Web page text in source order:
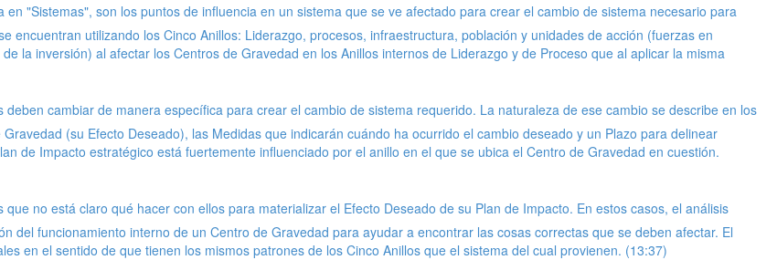
"Sistemas", son los puntos de influencia en un sistema que se ve afectado para crear el cambio de sistema necesario para
encuentran utilizando los Cinco Anillos: Liderazgo, procesos, infraestructura, población y unidades de acción (fuerzas en
la inversión) al afectar los Centros de Gravedad en los Anillos internos de Liderazgo y de Proceso que al aplicar la misma
cambiar de manera específica para crear el cambio de sistema requerido. La naturaleza de ese cambio se describe en los
(su Efecto Deseado), las Medidas que indicarán cuándo ha ocurrido el cambio deseado y un Plazo para delinear
de Impacto estratégico está fuertemente influenciado por el anillo en el que se ubica el Centro de Gravedad en cuestión.
no está claro qué hacer con ellos para materializar el Efecto Deseado de su Plan de Impacto. En estos casos, el análisis
del funcionamiento interno de un Centro de Gravedad para ayudar a encontrar las cosas correctas que se deben afectar. El
en el sentido de que tienen los mismos patrones de los Cinco Anillos que el sistema del cual provienen. (13:37)